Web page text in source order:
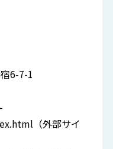
6-7-1
（外部サイ